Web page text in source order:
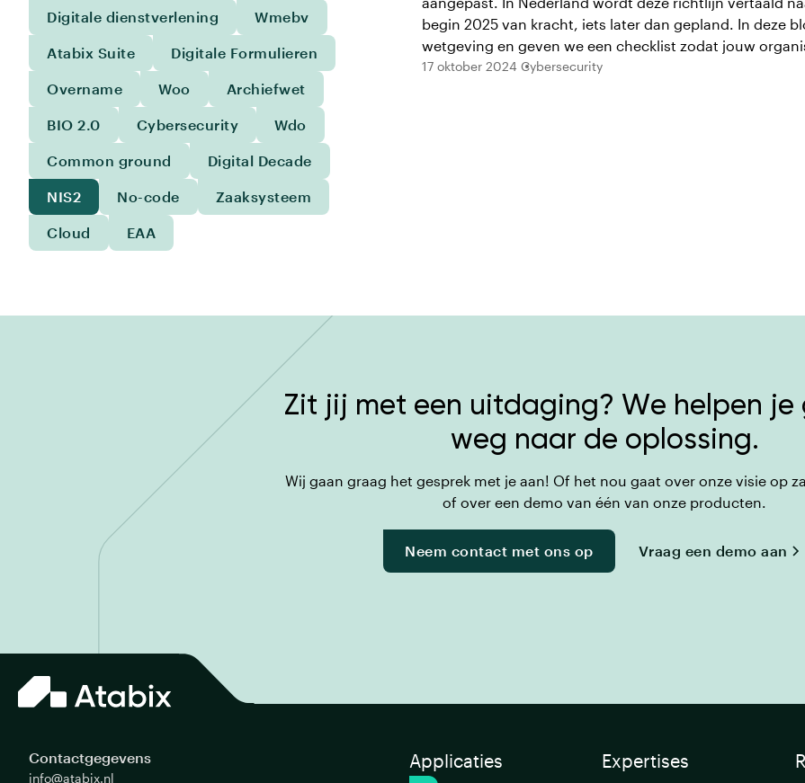
Digitale dienstverlening Wmebv
Atabix Suite Digitale Formulieren
Overname Woo Archiefwet
BIO 2.0 Cybersecurity Wdo
Common ground Digital Decade
NIS2 No-code Zaaksysteem
Cloud EAA
begin 2025 van kracht, iets later dan gepland. In deze
wetgeving en geven we een checklist zodat jouw
17 oktober 2024 Cybersecurity
Zit jij met een uitdaging? We helpen
weg naar de oplossing.
Wij gaan graag het gesprek met je aan! Of het nou gaat over onze visie op
of over een demo van één van onze producten.
Neem contact met ons op Vraag een demo aan
Contactgegevens
info@atabix.nl
Applicaties Expertises